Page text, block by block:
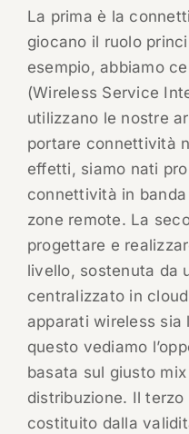
La prima è la
giocano il ruolo
esempio, abbiamo
(Wireless Service
utilizzano le nostre
portare connettività
effetti, siamo nati
connettività in
zone remote. La
progettare e
livello, sostenuta da
centralizzato in
apparati wireless sia
questo vediamo
basata sul giusto
distribuzione. Il
costituito dalla